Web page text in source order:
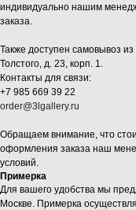
индивидуально нашим
заказа.
Также доступен самовывоз
Толстого, д. 23, корп. 1.
Контакты для связи:
+7 985 669 39 22
order@3lgallery.ru
Обращаем внимание, что
оформления заказа наш
условий.
Примерка
Для вашего удобства мы
Москве. Примерка